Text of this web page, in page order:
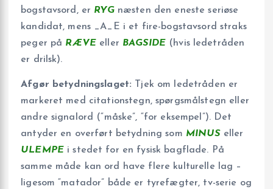
bogstavsord, er RYGnæsten den eneste seriøse
kandidat, mens _A_E i et fire-bogstavsord straks
peger på RÆVEeller BAGSIDE(hvis ledetråden
er drilsk).
Afgør betydningslaget: Tjek om ledetråden er
markeret med citationstegn, spørgsmålstegn eller
andre signalord (“måske”, “for eksempel”). Det
antyder en overført betydning som MINUSeller
ULEMPEi stedet for en fysisk bagflade. På
samme måde kan ord have flere kulturelle lag –
ligesom “matador” både er tyrefægter, tv-serie og